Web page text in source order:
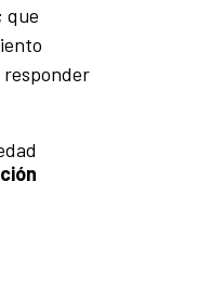
que
responder